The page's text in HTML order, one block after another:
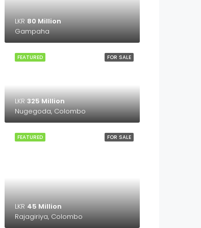
LKR80 Million
Gampaha
FOR SALE
FEATURED
LKR325 Million
Nugegoda, Colombo
FOR SALE
FEATURED
LKR45 Million
Rajagiriya, Colombo